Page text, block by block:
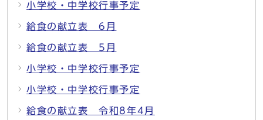
小学校・中学校行事予定
給食の献立表 6月
給食の献立表 5月
小学校・中学校行事予定
小学校・中学校行事予定
給食の献立表 令和8年4月